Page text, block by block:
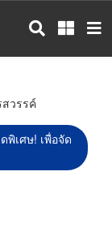
วรรค์
เศษ! เพื่อจัด